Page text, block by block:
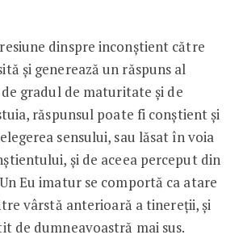
dinspre inconștient către
și generează un răspuns al
gradul de maturitate și de
răspunsul poate fi conștient și
sensului, sau lăsat în voia
și de aceea perceput din
Eu imatur se comportă ca atare
vârstă anterioară a tinereții, și
de dumneavoastră mai sus.